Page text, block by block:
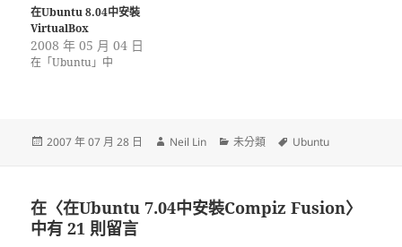
在Ubuntu 8.04中安裝
VirtualBox
2008 年 05 月 04 日
在「Ubuntu」中
發
2007 年 07 月 28 日
作
Neil Lin
分
未分類
標
Ubuntu
在〈在Ubuntu 7.04中安裝Compiz Fusion〉
中有 21 則留言